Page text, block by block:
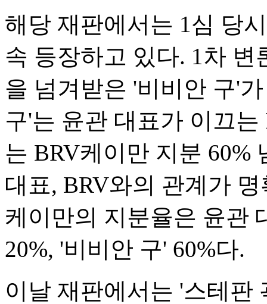
해당 재판에서는 1심 당
속 등장하고 있다. 1차
을 넘겨받은 '비비안 구'
구'는 윤관 대표가 이끄
는 BRV케이만 지분 60%
대표, BRV와의 관계가
케이만의 지분율은 윤관
20%, '비비안 구' 60%다.
이날 재판에서는 '스테판